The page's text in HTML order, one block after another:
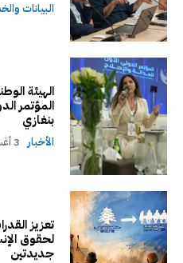
البيانات
الهيئة
المؤتمر
بنغازي
الأخبار 3 أغسطس، 2026
تعزيز
لحقوق
جديدتين